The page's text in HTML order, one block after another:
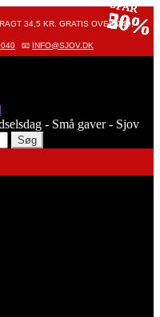
34,5 KR. GRATIS OVER 249,-
📧 INFO@SJOV.DK
Søg
SPAR
50%
SPAR
20%
SPAR
20%
SPAR
20%
SPAR
20%
SPAR
50%